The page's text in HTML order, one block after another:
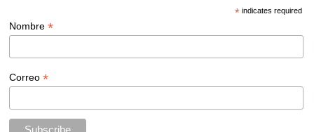
*indicates required
Nombre*
Correo*